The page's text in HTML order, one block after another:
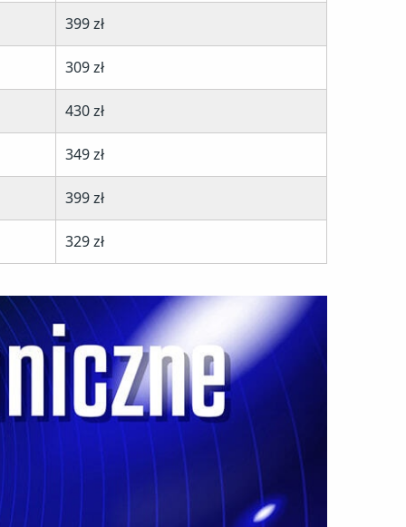
399 zł
309 zł
430 zł
349 zł
399 zł
329 zł